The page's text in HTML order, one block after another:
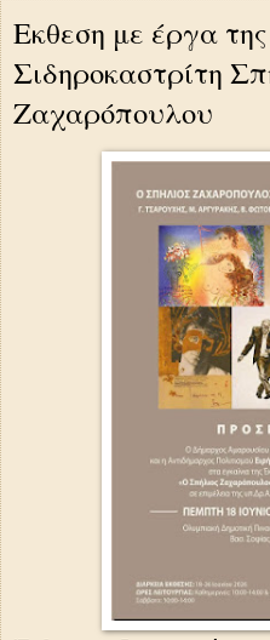
Εκθεση με έργα
Σιδηροκαστρίτη
Ζαχαρόπουλου